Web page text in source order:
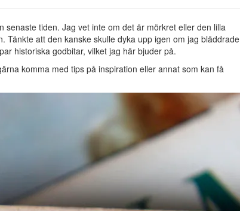
tiden. Jag vet inte om det är mörkret eller den lilla
Tänkte att den kanske skulle dyka upp igen om jag bläddrade
historiska godbitar, vilket jag här bjuder på.
komma med tips på inspiration eller annat som kan få